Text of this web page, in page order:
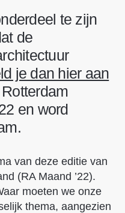
te zijn
de
je dan hier aan
en word
van deze editie van
(RA Maand ’22).
moeten we onze
thema, aangezien